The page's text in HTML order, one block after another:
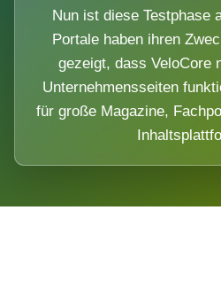
Nun ist diese Testphase
Portale haben ihren
gezeigt, dass VeloCore
Unternehmensseiten
für große Magazine,